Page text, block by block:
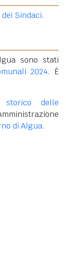
Sindaci.
sono stati
2024. È
storico delle
di Algua.